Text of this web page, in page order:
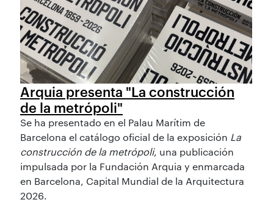
Arquia presenta "La construcción
de la metrópoli"
Se ha presentado en el Palau Marítim de
Barcelona el catálogo oficial de la exposición La
construcción de la metrópoli, una publicación
impulsada por la Fundación Arquia y enmarcada
en Barcelona, Capital Mundial de la Arquitectura
2026.